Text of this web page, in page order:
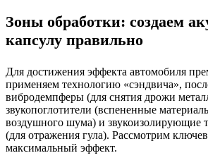
Зоны обработки: создаем
капсулу правильно
Для достижения эффекта автомобиля
применяем технологию «сэндвича»,
вибродемпферы (для снятия дрожи
звукопоглотители (вспененные
воздушного шума) и звукоизолирующие
(для отражения гула). Рассмотрим
максимальный эффект.